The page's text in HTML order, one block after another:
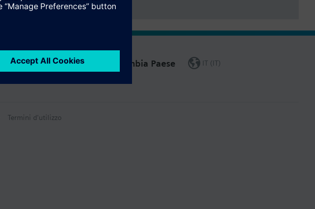
Cambia Paese IT (IT)
Termini d'utilizzo